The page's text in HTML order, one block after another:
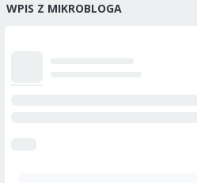
WPIS Z MIKROBLOGA